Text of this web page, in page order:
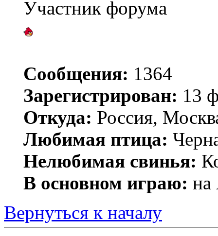
Участник форума
Сообщения: 1364
Зарегистрирован: 13
Откуда: Россия,
Любимая птица:
Нелюбимая свинья:
В основном играю: на
Вернуться к началу